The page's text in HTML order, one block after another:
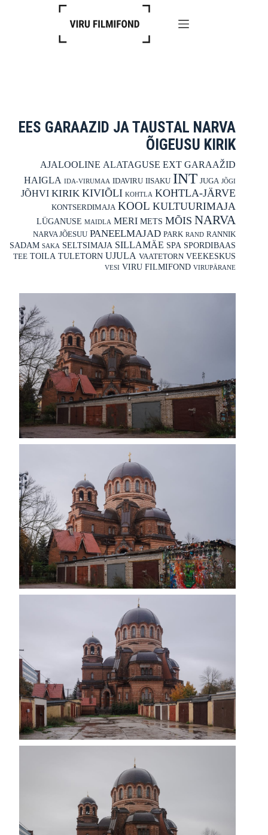
EES GARAAZID JA TAUSTAL NARVA
ÕIGEUSU KIRIK
AJALOOLINE ALATAGUSE EXT GARAAŽID
HAIGLA IDA-VIRUMAA IDAVIRU IISAKU INT JUGA JÕGI
JÕHVI KIRIK KIVIÕLI KOHTLA KOHTLA-JÄRVE
KONTSERDIMAJA KOOL KULTUURIMAJA
LÜGANUSE MAIDLA MERI METS MÕIS NARVA
NARVA JÕESUU PANEELMAJAD PARK RAND RANNIK
SADAM SAKA SELTSIMAJA SILLAMÄE SPA SPORDIBAAS
TEE TOILA TULETORN UJULA VAATETORN VEEKESKUS
VESI VIRU FILMIFOND VIRUPÄRANE